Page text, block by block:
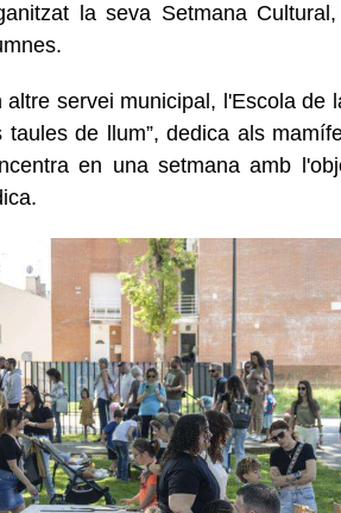
la seva Setmana
altre servei municipal, l'Escola de
taules de llum”, dedica als
en una setmana amb